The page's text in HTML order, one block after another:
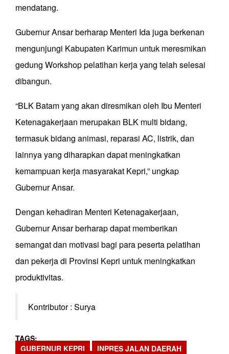
mendatang.
Gubernur Ansar berharap Menteri Ida juga berkenan
mengunjungi Kabupaten Karimun untuk meresmikan
gedung Workshop pelatihan kerja yang telah selesai
dibangun.
“BLK Batam yang akan diresmikan oleh Ibu Menteri
Ketenagakerjaan merupakan BLK multi bidang,
termasuk bidang animasi, reparasi AC, listrik, dan
lainnya yang diharapkan dapat meningkatkan
kemampuan kerja masyarakat Kepri,” ungkap
Gubernur Ansar.
Dengan kehadiran Menteri Ketenagakerjaan,
Gubernur Ansar berharap dapat memberikan
semangat dan motivasi bagi para peserta pelatihan
dan pekerja di Provinsi Kepri untuk meningkatkan
produktivitas.
Kontributor : Surya
TAGS
GUBERNUR KEPRI
INPRES JALAN DAERAH